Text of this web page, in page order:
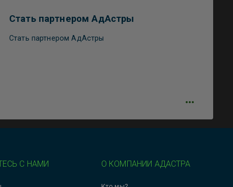
Стать партнером АдАстры
Стать партнером АдАстры
С НАМИ О КОМПАНИИ АДАСТРА